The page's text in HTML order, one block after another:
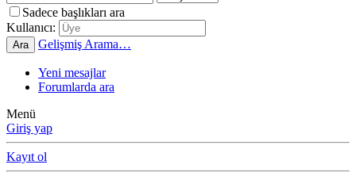
Sadece başlıkları ara
Kullanıcı:
Ara Gelişmiş Arama…
Yeni mesajlar
Forumlarda ara
Menü
Giriş yap
Kayıt ol